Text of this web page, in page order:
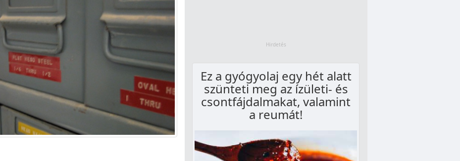
Ez a gyógyolaj egy hét alatt
szünteti meg az ízületi- és
csontfájdalmakat, valamint
a reumát!